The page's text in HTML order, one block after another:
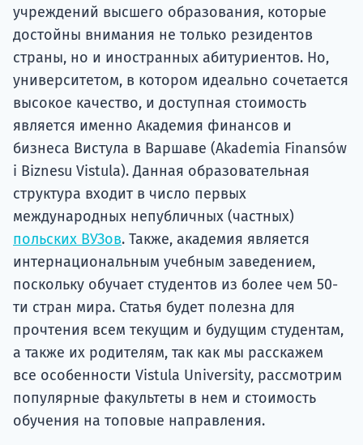
учреждений высшего образования, которые
достойны внимания не только резидентов
страны, но и иностранных абитуриентов. Но,
университетом, в котором идеально сочетается
высокое качество, и доступная стоимость
является именно Академия финансов и
бизнеса Вистула в Варшаве (Akademia Finansów
i Biznesu Vistula). Данная образовательная
структура входит в число первых
международных непубличных (частных)
польских ВУЗов. Также, академия является
интернациональным учебным заведением,
поскольку обучает студентов из более чем 50-
ти стран мира. Статья будет полезна для
прочтения всем текущим и будущим студентам,
а также их родителям, так как мы расскажем
все особенности Vistula University, рассмотрим
популярные факультеты в нем и стоимость
обучения на топовые направления.